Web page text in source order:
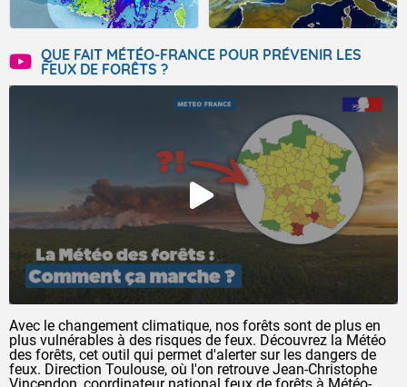
QUE FAIT MÉTÉO-FRANCE POUR PRÉVENIR LES
FEUX DE FORÊTS ?
Avec le changement climatique, nos forêts sont de plus en
plus vulnérables à des risques de feux. Découvrez la Météo
des forêts, cet outil qui permet d'alerter sur les dangers de
feux. Direction Toulouse, où l'on retrouve Jean-Christophe